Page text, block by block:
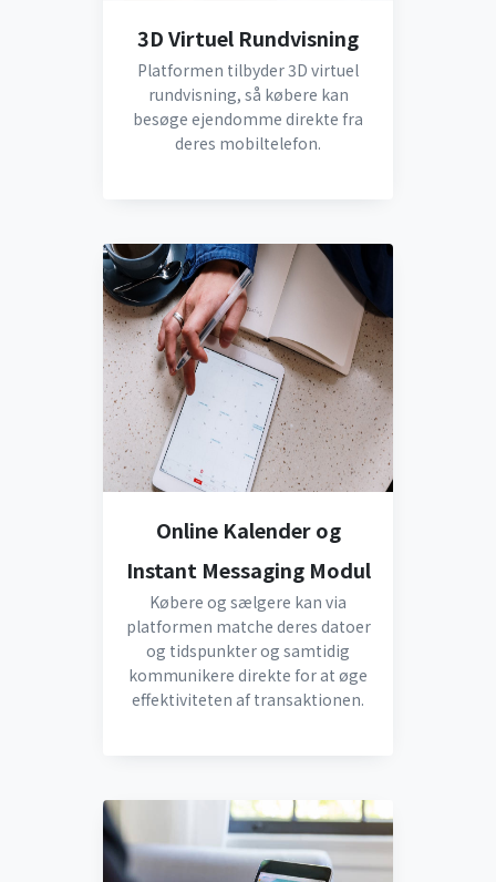
3D Virtuel Rundvisning
Platformen tilbyder 3D virtuel
rundvisning, så købere kan
besøge ejendomme direkte fra
deres mobiltelefon.
Online Kalender og
Instant Messaging Modul
Købere og sælgere kan via
platformen matche deres datoer
og tidspunkter og samtidig
kommunikere direkte for at øge
effektiviteten af transaktionen.